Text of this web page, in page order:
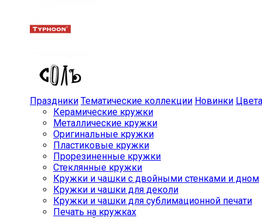
Праздники Тематические коллекции Новинки Цвета
Керамические кружки
Металлические кружки
Оригинальные кружки
Пластиковые кружки
Прорезиненные кружки
Стеклянные кружки
Кружки и чашки с двойными стенками и дном
Кружки и чашки для деколи
Кружки и чашки для сублимационной печати
Печать на кружках